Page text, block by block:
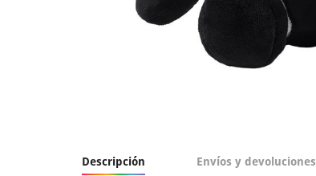
Descripción Envíos y devoluciones